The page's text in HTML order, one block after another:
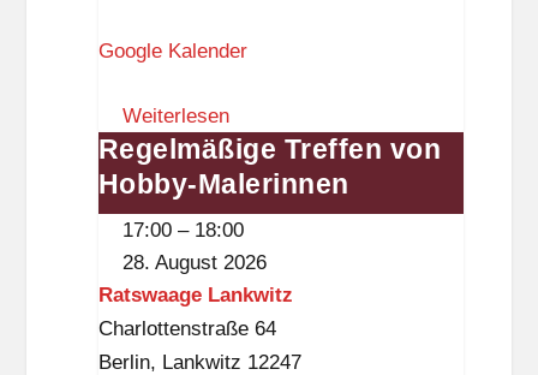
m
n
n
-
E
l
e
r
Google Kalender
Weiterlesen
Regelmäßige
Treffen
von
Malerinnen
Regelmäßige Treffen von
Hobby-Malerinnen
17:00 – 18:00
28. August 2026
Ratswaage Lankwitz
Charlottenstraße 64
Berlin, Lankwitz 12247